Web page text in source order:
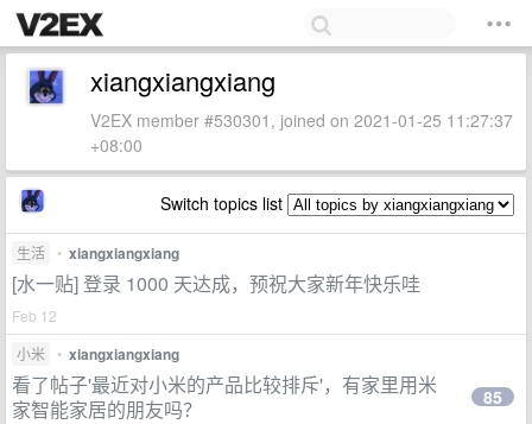
xiangxiangxiang
V2EX member #530301, joined on 2021-01-25 11:27:37
+08:00
Switch topics list
生活 • xiangxiangxiang
[水一贴] 登录 1000 天达成，预祝大家新年快乐哇
Feb 12
小米
• xiangxiangxiang
看了帖子'最近对小米的产品比较排斥'，有家里用米
家智能家居的朋友吗？
85